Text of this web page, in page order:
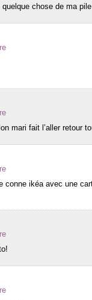
chose de ma
mari fait l’aller retour
conne ikéa avec une